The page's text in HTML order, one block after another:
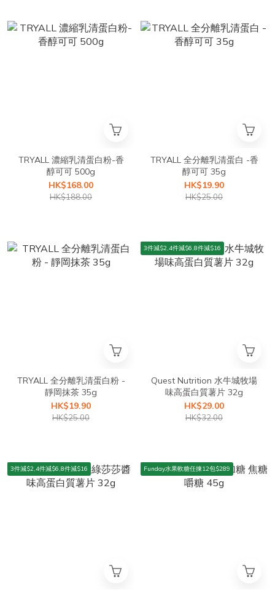
TRYALL 濃縮乳清蛋白粉-香
醇可可 500g
HK$168.00
HK$188.00
TRYALL 全分離乳清蛋白 -香
醇可可 35g
HK$19.90
HK$25.00
TRYALL 全分離乳清蛋白粉 -
靜岡抹茶 35g
HK$19.90
HK$25.00
3件減$2,4件減$6,8件減$16
Quest Nutrition 水牛城牧場
味高蛋白質薯片 32g
HK$29.00
HK$32.00
3件減$2,4件減$6,8件減$16 Funday水果軟糖任揀12包$289